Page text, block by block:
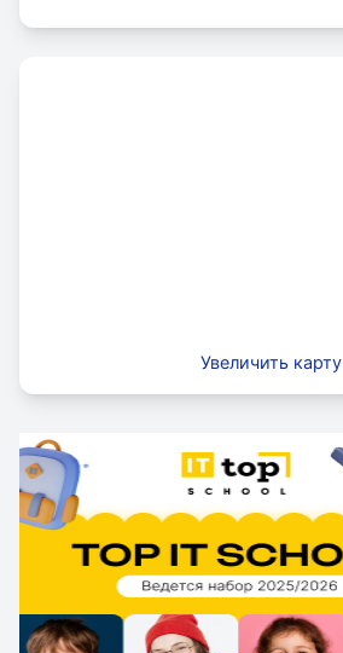
Увеличить карту